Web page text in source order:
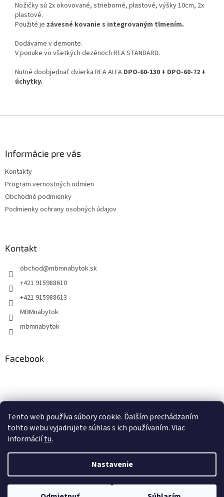
Tento web používa súbory cookie. Ďalším prechádzaním
tohto webu vyjadrujete súhlas s ich používaním. Viac
informáciítu.
Nastavenie
Nožičky sú 2x okovované, strieborné, plastové, výšky 10cm, 2x
plastové.
Použité je závesné kovanie s integrovaným tlmením.
Dodávame v demonte.
V ponuke vo všetkých dezénoch REA STANDARD.
Nutné doobjednať dvierka REA ALFA DPO-60-130 + DPO-60-72 +
úchytky.
Informácie pre vás
Kontakty
Program vernostných odmien
Obchodné podmienky
Podmienky ochrany osobných údajov
Kontakt
obchod@mbmnabytok.sk
+421 915988610
+421 915988613
MBMnabytok
mbmnabytok
Facebook
0KS / €0
Vytvoril Shoptet &